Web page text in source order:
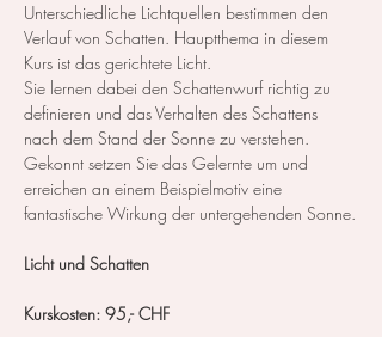
Unterschiedliche Lichtquellen bestimmen den
Verlauf von Schatten. Hauptthema in diesem
Kurs ist das gerichtete Licht.
Sie lernen dabei den Schattenwurf richtig zu
definieren und das Verhalten des Schattens
nach dem Stand der Sonne zu verstehen.
Gekonnt setzen Sie das Gelernte um und
erreichen an einem Beispielmotiv eine
fantastische Wirkung der untergehenden Sonne.
Licht und Schatten
Kurskosten: 95,- CHF